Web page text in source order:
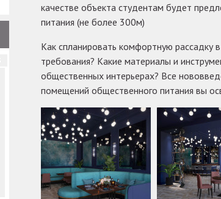
качестве объекта студентам будет
питания (не более 300м)
Как спланировать комфортную рассадку
требования? Какие материалы и
общественных интерьерах? Все
помещений общественного питания вы